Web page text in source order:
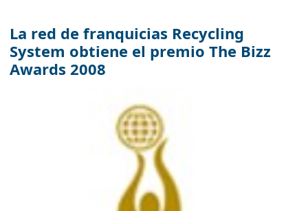
La red de franquicias Recycling
System obtiene el premio The Bizz
Awards 2008